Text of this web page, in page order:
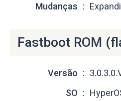
Mudanças
Fastboot ROM
Versão
SO